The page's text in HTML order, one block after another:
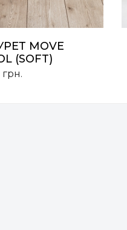
MOVE
(SOFT)
грн.